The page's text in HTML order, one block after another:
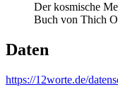
Der kosmische
Buch von Thich
Daten
https://12worte.de/